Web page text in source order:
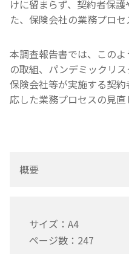
けに留まらず、契約者保
た、保険会社の業務プロ
本調査報告書では、この
の取組、パンデミックリ
保険会社等が実施する契
応した業務プロセスの見直
概要
サイズ：A4
ページ数：247